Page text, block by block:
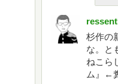
杉作の
な。と
ねこら
ム』←